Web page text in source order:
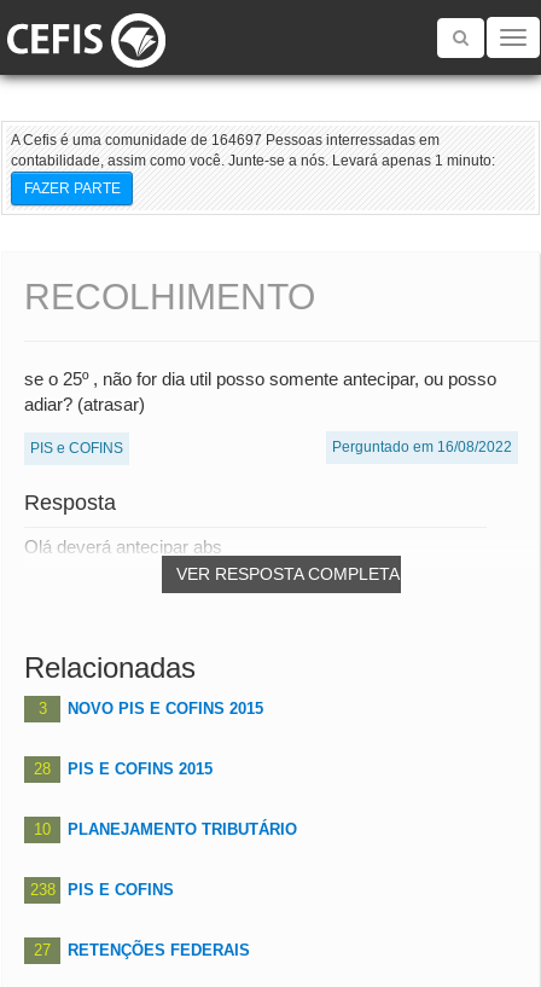
Toggle
A Cefis é uma comunidade de 164697 Pessoas interressadas em
contabilidade, assim como você. Junte-se a nós. Levará apenas 1 minuto:
FAZER PARTE
RECOLHIMENTO
se o 25º , não for dia util posso somente antecipar, ou posso
adiar? (atrasar)
PIS e COFINS Perguntado em 16/08/2022
Resposta
VER RESPOSTA COMPLETA
Olá deverá antecipar abs
Relacionadas
3 NOVO PIS E COFINS 2015
28 PIS E COFINS 2015
10 PLANEJAMENTO TRIBUTÁRIO
238 PIS E COFINS
27 RETENÇÕES FEDERAIS